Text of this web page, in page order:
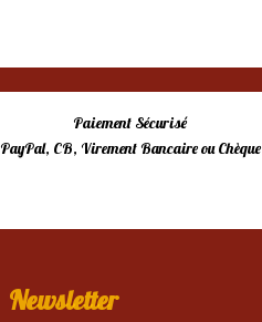
Paiement Sécurisé
PayPal, CB, Virement Bancaire ou Chèque
Newsletter